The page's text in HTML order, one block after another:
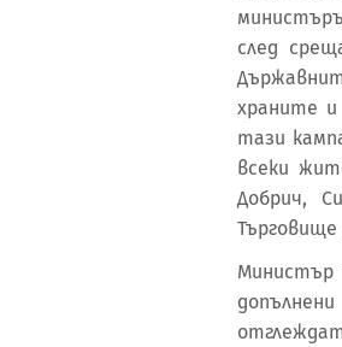
след
храните
тази
всеки
Добрич,
Търговище